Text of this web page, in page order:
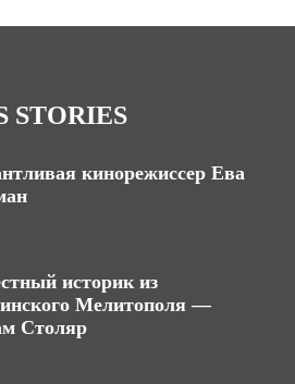
STORIES
кинорежиссер Ева
историк из
Мелитополя —
Столяр